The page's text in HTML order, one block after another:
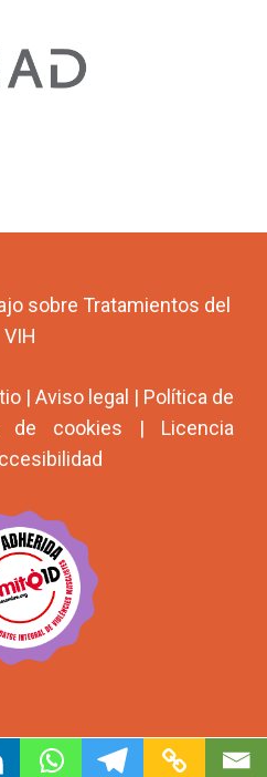
sobre Tratamientos del
VIH
| Aviso legal | Política de
de cookies | Licencia